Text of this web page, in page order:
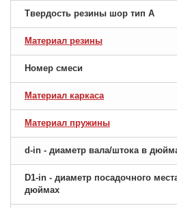
Твердость резины шор тип A
Материал резины
Номер смеси
Материал каркаса
Материал пружины
d-in - диаметр вала/штока в
D1-in - диаметр посадочного
дюймах